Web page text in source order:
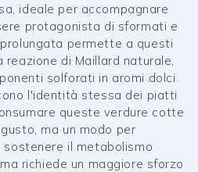
ideale per accompagnare
protagonista di sformati e
permette a questi
di Maillard naturale,
solforati in aromi dolci
l'identità stessa dei piatti
queste verdure cotte
ma un modo per
il metabolismo
richiede un maggiore sforzo